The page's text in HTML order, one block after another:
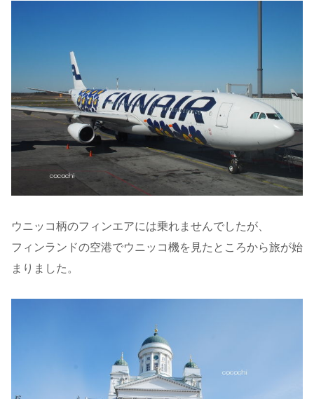
ウニッコ柄のフィンエアには乗れませんでしたが、
フィンランドの空港でウニッコ機を見たところから旅が始
まりました。